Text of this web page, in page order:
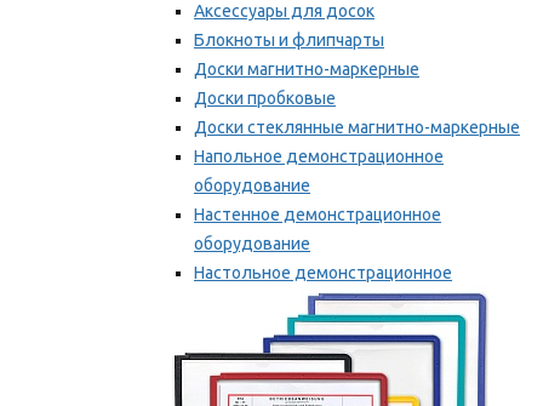
Аксессуары для досок
Блокноты и флипчарты
Доски магнитно-маркерные
Доски пробковые
Доски стеклянные магнитно-маркерные
Напольное демонстрационное
оборудование
Настенное демонстрационное
оборудование
Настольное демонстрационное
оборудование
Мы рекомендуем